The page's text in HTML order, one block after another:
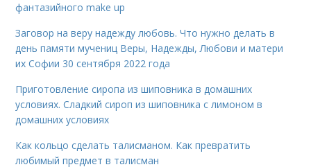
фантазийного make up
Заговор на веру надежду любовь. Что нужно делать в
день памяти мучениц Веры, Надежды, Любови и матери
их Софии 30 сентября 2022 года
Приготовление сиропа из шиповника в домашних
условиях. Сладкий сироп из шиповника с лимоном в
домашних условиях
Как кольцо сделать талисманом. Как превратить
любимый предмет в талисман